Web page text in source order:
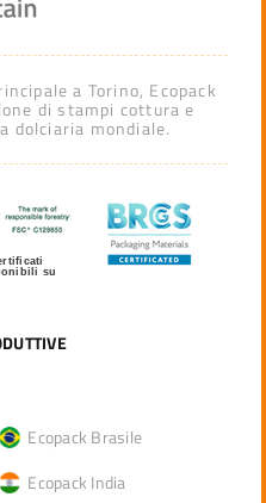
a Torino, Ecopack
di stampi cottura e
dolciaria mondiale.
su
Ecopack Brasile
Ecopack India